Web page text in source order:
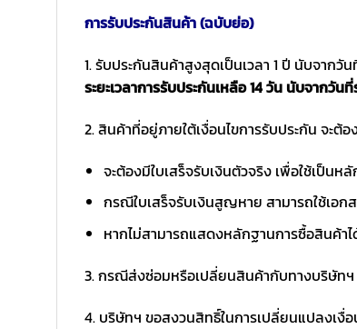
การรับประกันสินค้า (ฉบับย่อ)
1. รับประกันสินค้าสูงสุดเป็นเวลา 1 ปี นับจากวั
ระยะเวลาการรับประกันเหลือ 14 วัน นับจากวันที่
2. สินค้าที่อยู่ภายใต้เงื่อนไขการรับประกัน จะ
จะต้องมีใบเสร็จรับเงินตัวจริง เพื่อใช้เป็นห
กรณีใบเสร็จรับเงินสูญหาย สามารถใช้เอ
หากไม่สามารถแสดงหลักฐานการซื้อสินค้า
3. กรณีส่งซ่อมหรือเปลี่ยนสินค้ากับทางบริษั
4. บริษัทฯ ขอสงวนสิทธิ์ในการเปลี่ยนแปลงเงื่